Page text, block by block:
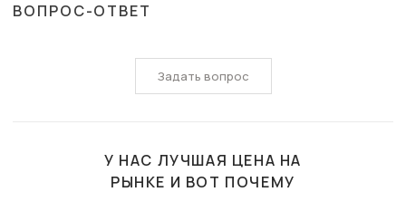
ВОПРОС-ОТВЕТ
Задать вопрос
У НАС ЛУЧШАЯ ЦЕНА НА
РЫНКЕ И ВОТ ПОЧЕМУ